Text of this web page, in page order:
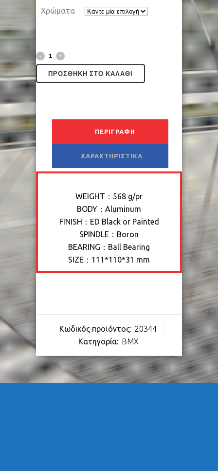
Χρώματα
ΠΡΟΣΘΉΚΗ ΣΤΟ ΚΑΛΆΘΙ
ΠΕΡΙΓΡΑΦΉ
ΧΑΡΑΚΤΗΡΙΣΤΙΚΆ
WEIGHT：568 g/pr
BODY：Aluminum
FINISH：ED Black or Painted
SPINDLE：Boron
BEARING：Ball Bearing
SIZE：111*110*31 mm
Κωδικός προϊόντος: 20344
Κατηγορία: BMX